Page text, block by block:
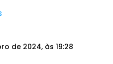
de 2024, às 19:28